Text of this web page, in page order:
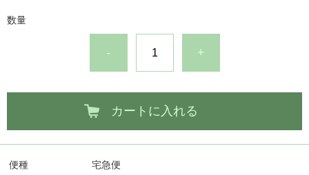
数量
- +
カートに入れる
便種
宅急便